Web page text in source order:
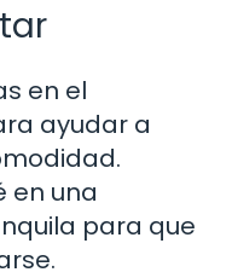
en el
ayudar a
en una
para que